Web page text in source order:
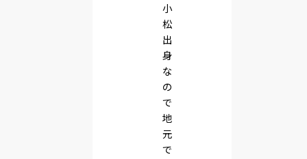
小
松
出
身
な
の
で
地
元
で